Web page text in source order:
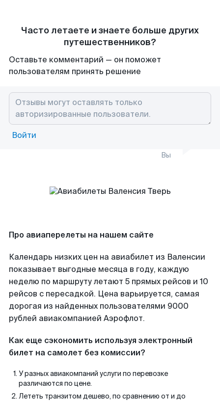
Часто летаете и знаете больше других
путешественников?
Оставьте комментарий — он поможет
пользователям принять решение
Войти
Вы
Про авиаперелеты на нашем сайте
Календарь низких цен на авиабилет из Валенсии
показывает выгодные месяца в году, каждую
неделю по маршруту летают 5 прямых рейсов и 10
рейсов с пересадкой. Цена варьируется, самая
дорогая из найденных пользователями 9000
рублей авиакомпанией Аэрофлот.
Как еще сэкономить используя электронный
билет на самолет без комиссии?
У разных авиакомпаний услуги по перевозке
различаются по цене.
Лететь транзитом дешево, по сравнению от и до